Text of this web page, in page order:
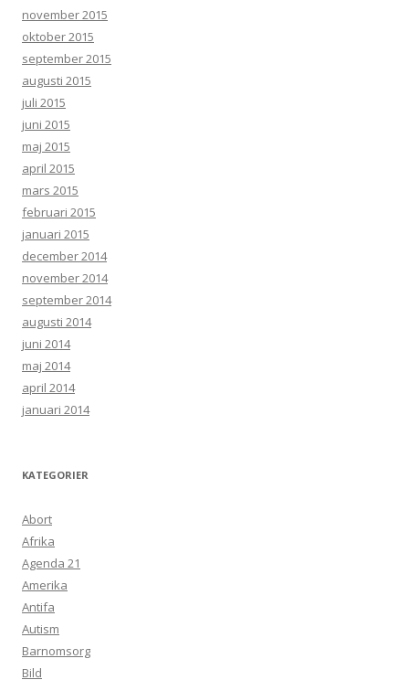
november 2015
oktober 2015
september 2015
augusti 2015
juli 2015
juni 2015
maj 2015
april 2015
mars 2015
februari 2015
januari 2015
december 2014
november 2014
september 2014
augusti 2014
juni 2014
maj 2014
april 2014
januari 2014
KATEGORIER
Abort
Afrika
Agenda 21
Amerika
Antifa
Autism
Barnomsorg
Bild